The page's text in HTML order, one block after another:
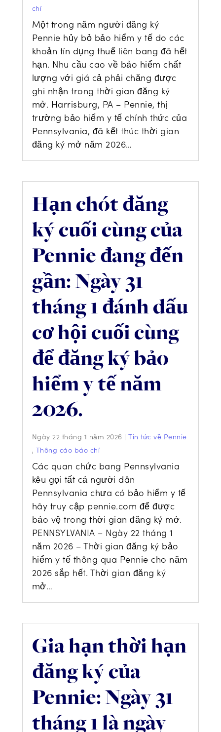
chí
Một trong năm người đăng ký
Pennie hủy bỏ bảo hiểm y tế do các
khoản tín dụng thuế liên bang đã hết
hạn. Nhu cầu cao về bảo hiểm chất
lượng với giá cả phải chăng được
ghi nhận trong thời gian đăng ký
mở. Harrisburg, PA – Pennie, thị
trường bảo hiểm y tế chính thức của
Pennsylvania, đã kết thúc thời gian
đăng ký mở năm 2026…
Hạn chót đăng
ký cuối cùng của
Pennie đang đến
gần: Ngày 31
tháng 1 đánh dấu
cơ hội cuối cùng
để đăng ký bảo
hiểm y tế năm
2026.
Ngày 22 tháng 1 năm 2026 |Tin tức về Pennie
, Thông cáo báo chí
Các quan chức bang Pennsylvania
kêu gọi tất cả người dân
Pennsylvania chưa có bảo hiểm y tế
hãy truy cập pennie.com để được
bảo vệ trong thời gian đăng ký mở.
PENNSYLVANIA – Ngày 22 tháng 1
năm 2026 – Thời gian đăng ký bảo
hiểm y tế thông qua Pennie cho năm
2026 sắp hết. Thời gian đăng ký
mở…
Gia hạn thời hạn
đăng ký của
Pennie: Ngày 31
tháng 1 là ngày